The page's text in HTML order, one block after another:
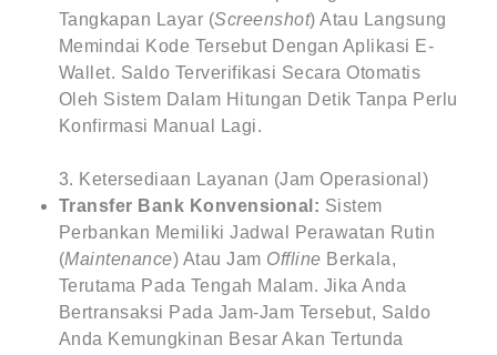
Tangkapan Layar (Screenshot) Atau Langsung
Memindai Kode Tersebut Dengan Aplikasi E-
Wallet. Saldo Terverifikasi Secara Otomatis
Oleh Sistem Dalam Hitungan Detik Tanpa Perlu
Konfirmasi Manual Lagi.
3. Ketersediaan Layanan (Jam Operasional)
Transfer Bank Konvensional: Sistem
Perbankan Memiliki Jadwal Perawatan Rutin
(Maintenance) Atau Jam Offline Berkala,
Terutama Pada Tengah Malam. Jika Anda
Bertransaksi Pada Jam-Jam Tersebut, Saldo
Anda Kemungkinan Besar Akan Tertunda